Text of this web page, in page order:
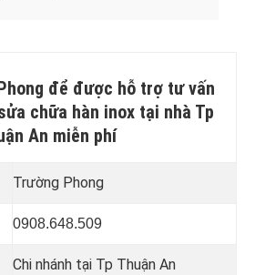
để được hỗ trợ tư vấn
chữa hàn inox tại nhà Tp
An miễn phí
Trường Phong
0908.648.509
Chi nhánh tại Tp Thuận An